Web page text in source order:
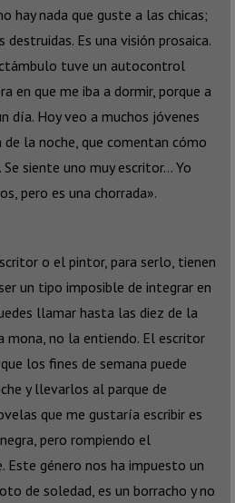
hay nada que guste a las chicas;
Es una visión prosaica.
tuve un autocontrol
en que me iba a dormir, porque a
día. Hoy veo a muchos jóvenes
la noche, que comentan cómo
siente uno muy escritor… Yo
pero es una chorrada».
o el pintor, para serlo, tienen
un tipo imposible de integrar en
llamar hasta las diez de la
mona, no la entiendo. El escritor
los fines de semana puede
y llevarlos al parque de
que me gustaría escribir es
pero rompiendo el
género nos ha impuesto un
de soledad, es un borracho y no